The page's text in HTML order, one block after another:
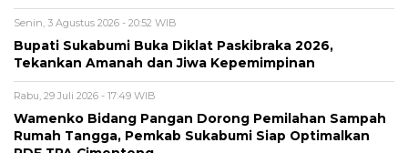
Senin, 3 Agustus 2026 - 20:52 WIB
Bupati Sukabumi Buka Diklat Paskibraka 2026,
Tekankan Amanah dan Jiwa Kepemimpinan
Rabu, 29 Juli 2026 - 17:49 WIB
Wamenko Bidang Pangan Dorong Pemilahan Sampah
Rumah Tangga, Pemkab Sukabumi Siap Optimalkan